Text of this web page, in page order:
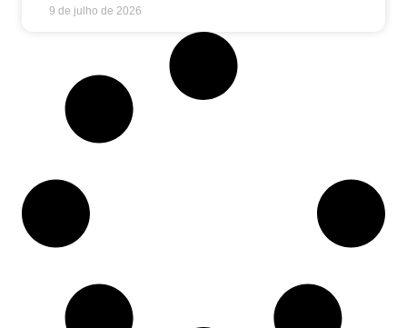
9 de julho de 2026